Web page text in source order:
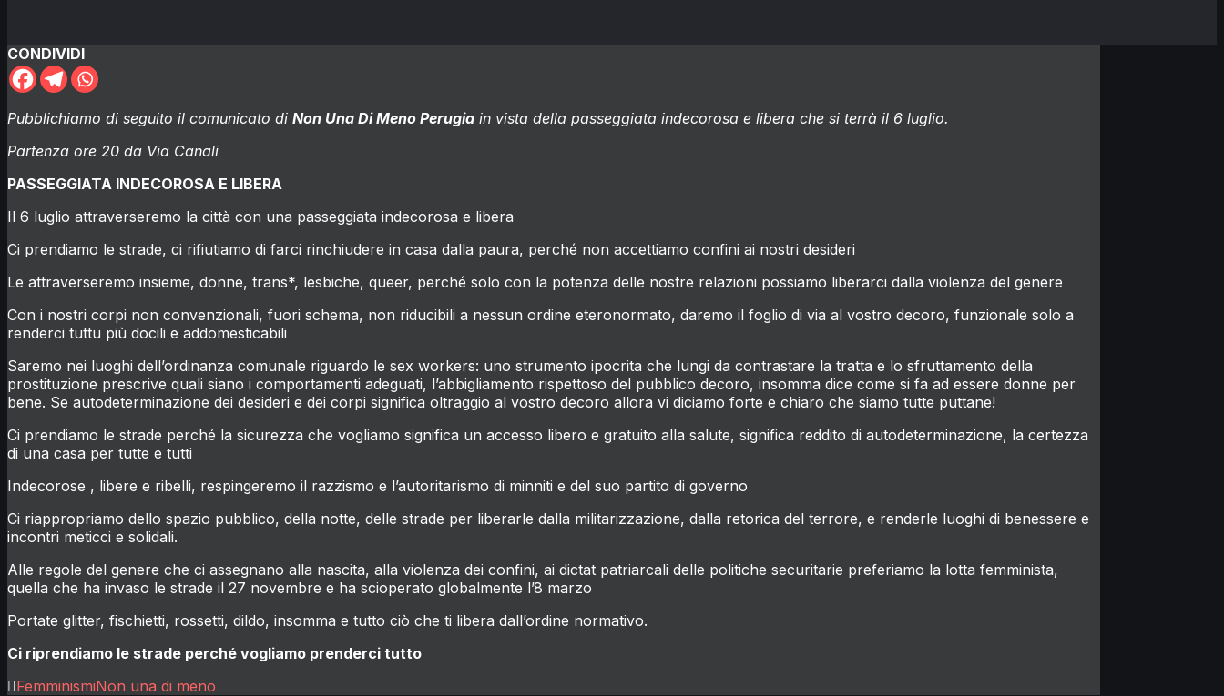
CONDIVIDI
Pubblichiamo di seguito il comunicato di Non Una Di Meno Perugia in vista della passeggiata indecorosa e libera che si terrà il 6 luglio.
Partenza ore 20 da Via Canali
PASSEGGIATA INDECOROSA E LIBERA
Il 6 luglio attraverseremo la città con una passeggiata indecorosa e libera
Ci prendiamo le strade, ci rifiutiamo di farci rinchiudere in casa dalla paura, perché non accettiamo confini ai nostri desideri
Le attraverseremo insieme, donne, trans*, lesbiche, queer, perché solo con la potenza delle nostre relazioni possiamo liberarci dalla violenza del genere
Con i nostri corpi non convenzionali, fuori schema, non riducibili a nessun ordine eteronormato, daremo il foglio di via al vostro decoro, funzionale solo a
renderci tuttu più docili e addomesticabili
Saremo nei luoghi dell’ordinanza comunale riguardo le sex workers: uno strumento ipocrita che lungi da contrastare la tratta e lo sfruttamento della
prostituzione prescrive quali siano i comportamenti adeguati, l’abbigliamento rispettoso del pubblico decoro, insomma dice come si fa ad essere donne per
bene. Se autodeterminazione dei desideri e dei corpi significa oltraggio al vostro decoro allora vi diciamo forte e chiaro che siamo tutte puttane!
Ci prendiamo le strade perché la sicurezza che vogliamo significa un accesso libero e gratuito alla salute, significa reddito di autodeterminazione, la certezza
di una casa per tutte e tutti
Indecorose , libere e ribelli, respingeremo il razzismo e l’autoritarismo di minniti e del suo partito di governo
Ci riappropriamo dello spazio pubblico, della notte, delle strade per liberarle dalla militarizzazione, dalla retorica del terrore, e renderle luoghi di benessere e
incontri meticci e solidali.
Alle regole del genere che ci assegnano alla nascita, alla violenza dei confini, ai dictat patriarcali delle politiche securitarie preferiamo la lotta femminista,
quella che ha invaso le strade il 27 novembre e ha scioperato globalmente l’8 marzo
Portate glitter, fischietti, rossetti, dildo, insomma e tutto ciò che ti libera dall’ordine normativo.
Ci riprendiamo le strade perché vogliamo prenderci tutto
FemminismiNon una di meno